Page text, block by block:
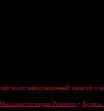
носит информационный характер
Магазин постеров Posterior •